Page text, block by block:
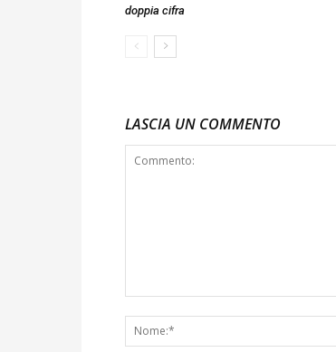
doppia cifra
LASCIA UN COMMENTO